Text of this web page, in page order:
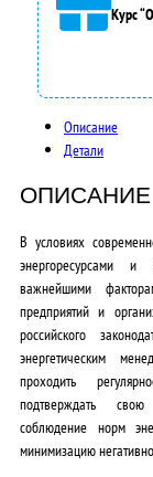
0
0
0
₽
.
Курс
Описание
Детали
ОПИСАНИЕ
В условиях
энергоресурсами и
важнейшими
предприятий и
российского
энергетическим
проходить
подтверждать
соблюдение норм
минимизацию